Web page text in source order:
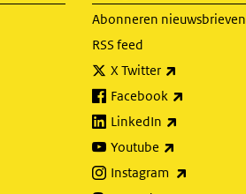
Abonneren nieuwsbrieven
RSS feed
X Twitter
Facebook
LinkedIn
Youtube
Instagram